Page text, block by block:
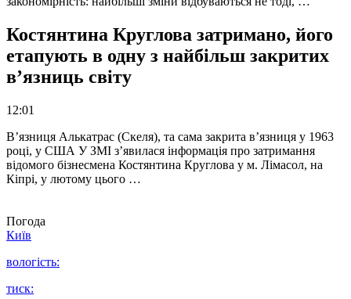
Костянтина Круглова затримано, його
етапують в одну з найбільш закритих
в’язниць світу
12:01
В’язниця Алькатрас (Скеля), та сама закрита в’язниця у 1963
році, у США У ЗМІ з’явилася інформація про затримання
відомого бізнесмена Костянтина Круглова у м. Лімасол, на
Кіпрі, у лютому цього …
Погода
Київ
вологість:
тиск: